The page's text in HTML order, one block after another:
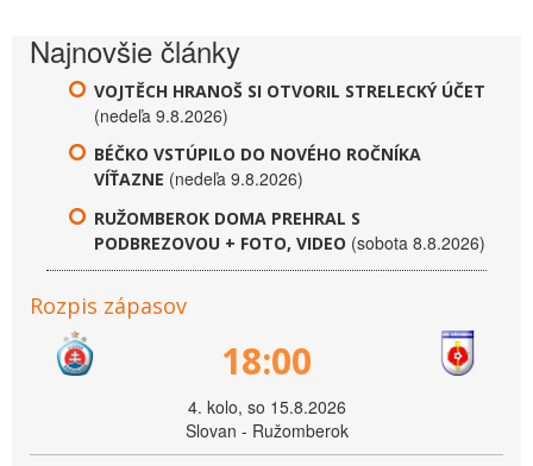
Najnovšie články
VOJTĚCH HRANOŠ SI OTVORIL STRELECKÝ ÚČET
(nedeľa 9.8.2026)
BÉČKO VSTÚPILO DO NOVÉHO ROČNÍKA
VÍŤAZNE (nedeľa 9.8.2026)
RUŽOMBEROK DOMA PREHRAL S
PODBREZOVOU + FOTO, VIDEO (sobota 8.8.2026)
Rozpis zápasov
18:00
4. kolo, so 15.8.2026
Slovan - Ružomberok